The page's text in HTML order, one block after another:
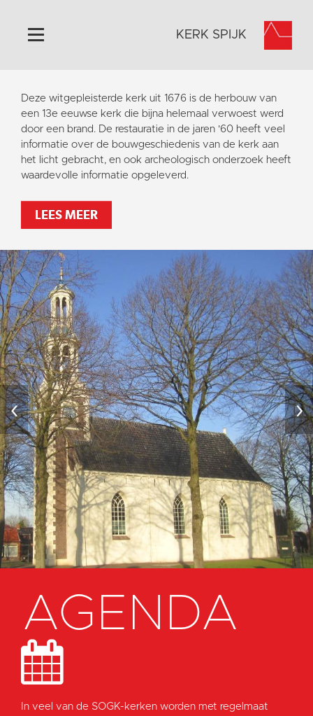
Home
Algemeen
Historie
Omgeving
Activiteiten
Steun ons
Contact
Vaktaal
KERK SPIJK
Deze witgepleisterde kerk uit 1676 is de herbouw van
een 13e eeuwse kerk die bijna helemaal verwoest werd
door een brand. De restauratie in de jaren '60 heeft veel
informatie over de bouwgeschiedenis van de kerk aan
het licht gebracht, en ook archeologisch onderzoek heeft
waardevolle informatie opgeleverd.
LEES MEER
‹ ›
AGENDA
In veel van de SOGK-kerken worden met regelmaat